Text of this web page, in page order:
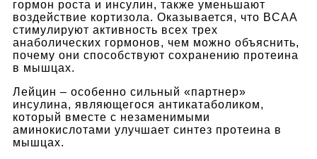
гормон роста и инсулин, также уменьшают
воздействие кортизола. Оказывается, что BCAA
стимулируют активность всех трех
анаболических гормонов, чем можно объяснить,
почему они способствуют сохранению протеина
в мышцах.
Лейцин – особенно сильный «партнер»
инсулина, являющегося антикатаболиком,
который вместе с незаменимыми
аминокислотами улучшает синтез протеина в
мышцах.